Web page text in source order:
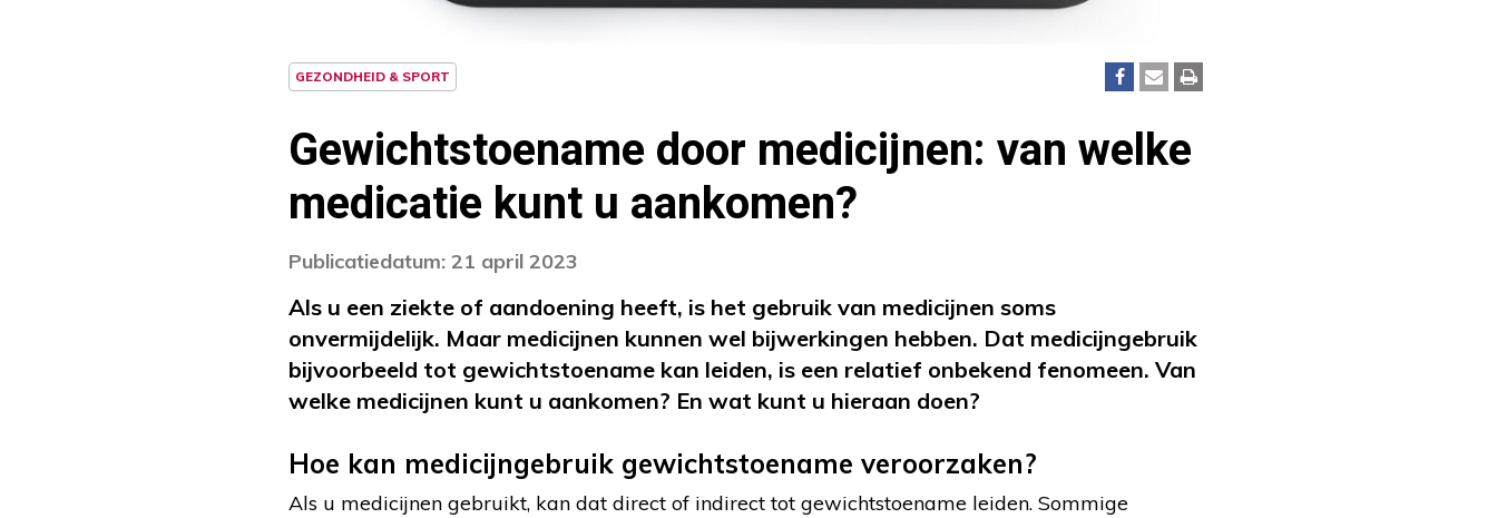
GEZONDHEID & SPORT
Gewichtstoename door medicijnen: van welke
medicatie kunt u aankomen?
Publicatiedatum: 21 april 2023
Als u een ziekte of aandoening heeft, is het gebruik van medicijnen soms
onvermijdelijk. Maar medicijnen kunnen wel bijwerkingen hebben. Dat medicijngebruik
bijvoorbeeld tot gewichtstoename kan leiden, is een relatief onbekend fenomeen. Van
welke medicijnen kunt u aankomen? En wat kunt u hieraan doen?
Hoe kan medicijngebruik gewichtstoename veroorzaken?
Als u medicijnen gebruikt, kan dat direct of indirect tot gewichtstoename leiden. Sommige